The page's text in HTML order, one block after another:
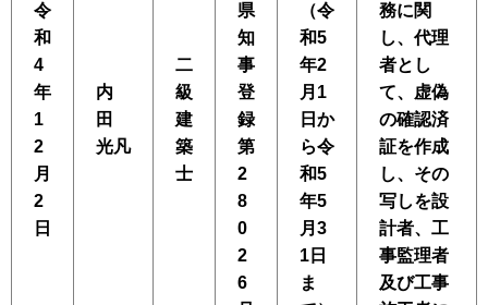
令
和
4
年
1
2
月
2
日
内
田
光凡
二
級
建
築
士
県
知
事
登
録
第
2
8
0
2
6
（令
和5
年2
月1
日か
ら令
和5
年5
月3
1日
ま
務に関
し、代理
者とし
て、虚偽
の確認済
証を作成
し、その
写しを設
計者、工
事監理者
及び工事